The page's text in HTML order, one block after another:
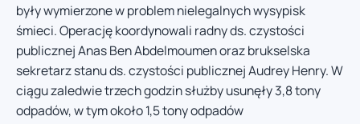
były wymierzone w problem nielegalnych wysypisk
śmieci. Operację koordynowali radny ds. czystości
publicznej Anas Ben Abdelmoumen oraz brukselska
sekretarz stanu ds. czystości publicznej Audrey Henry. W
ciągu zaledwie trzech godzin służby usunęły 3,8 tony
odpadów, w tym około 1,5 tony odpadów